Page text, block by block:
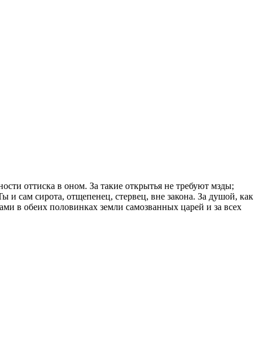
оттиска в оном. За такие открытья не требуют мзды;
и сам сирота, отщепенец, стервец, вне закона. За душой, как
в обеих половинках земли самозванных царей и за всех